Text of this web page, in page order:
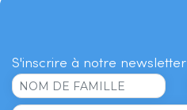
S'inscrire à notre newsletter